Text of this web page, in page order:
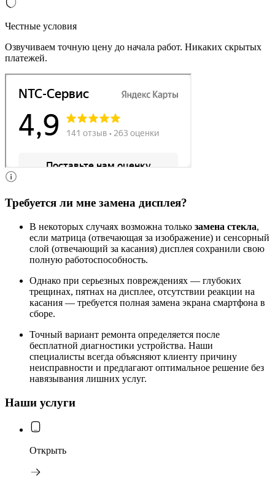
Честные условия
Озвучиваем точную цену до начала работ. Никаких скрытых
платежей.
Требуется ли мне замена дисплея?
В некоторых случаях возможна только замена стекла,
если матрица (отвечающая за изображение) и сенсорный
слой (отвечающий за касания) дисплея сохранили свою
полную работоспособность.
Однако при серьезных повреждениях — глубоких
трещинах, пятнах на дисплее, отсутствии реакции на
касания — требуется полная замена экрана смартфона в
сборе.
Точный вариант ремонта определяется после
бесплатной диагностики устройства. Наши
специалисты всегда объясняют клиенту причину
неисправности и предлагают оптимальное решение без
навязывания лишних услуг.
Наши услуги
Открыть